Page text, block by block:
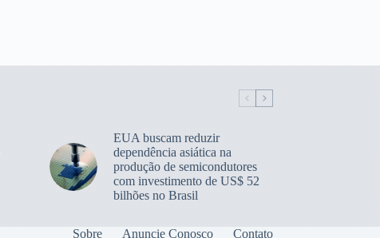
EUA buscam reduzir
dependência asiática na
produção de semicondutores
com investimento de US$ 52
bilhões no Brasil
Sobre Anuncie Conosco Contato